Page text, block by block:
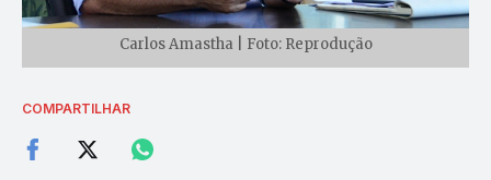
Carlos Amastha | Foto: Reprodução
COMPARTILHAR